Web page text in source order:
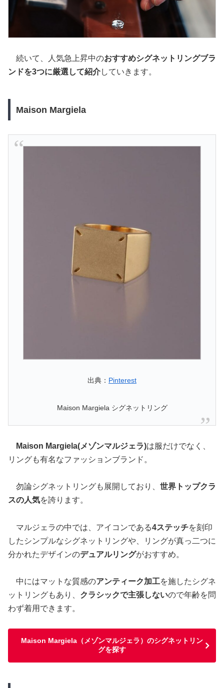
続いて、人気急上昇中のおすすめシグネットリングブラ
ンドを3つに厳選して紹介していきます。
Maison Margiela
出典： Pinterest
Maison Margiela シグネットリング
Maison Margiela(メゾンマルジェラ)は服だけでなく、
リングも有名なファッションブランド。
勿論シグネットリングも展開しており、 世界トップクラ
スの人気を誇ります。
マルジェラの中では、アイコンである4ステッチを刻印
したシンプルなシグネットリングや、リングが真っ二つに
分かれたデザインのデュアルリングがおすすめ。
中にはマットな質感のアンティーク加工を施したシグネ
ットリングもあり、 クラシックで主張しないので年齢を問
わず着用できます。
Maison Margiela（メゾンマルジェラ）のシグネットリン
グを探す